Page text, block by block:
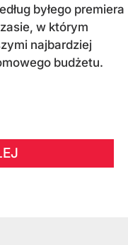
byłego premiera
w którym
najbardziej
budżetu.